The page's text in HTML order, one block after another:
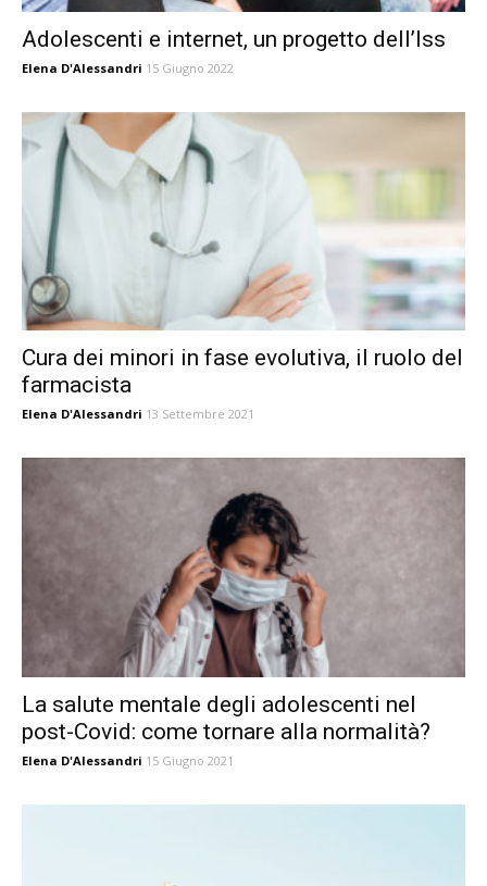
Adolescenti e internet, un progetto dell’Iss
Elena D'Alessandri 15 Giugno 2022
Cura dei minori in fase evolutiva, il ruolo del
farmacista
Elena D'Alessandri 13 Settembre 2021
La salute mentale degli adolescenti nel
post-Covid: come tornare alla normalità?
Elena D'Alessandri 15 Giugno 2021